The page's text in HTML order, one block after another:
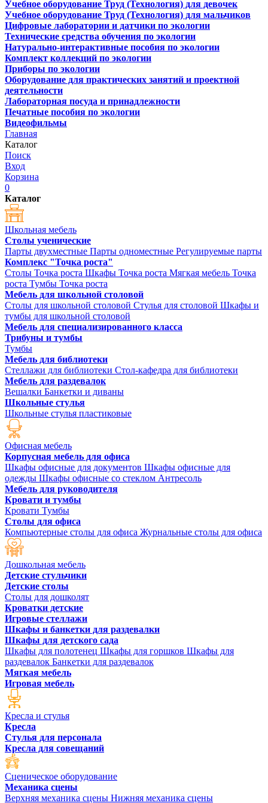
Учебное оборудование Труд (Технология) для девочек
Учебное оборудование Труд (Технология) для мальчиков
Цифровые лаборатории и датчики по экологии
Технические средства обучения по экологии
Натурально-интерактивные пособия по экологии
Комплект коллекций по экологии
Приборы по экологии
Оборудование для практических занятий и проектной
деятельности
Лабораторная посуда и принадлежности
Печатные пособия по экологии
Видеофильмы
Главная
Каталог
Поиск
Вход
Корзина
0
Каталог
Школьная мебель
Столы ученические
Парты двухместные Парты одноместные Регулируемые парты
Комплекс "Точка роста"
Столы Точка роста Шкафы Точка роста Мягкая мебель Точка
роста Тумбы Точка роста
Мебель для школьной столовой
Столы для школьной столовой Стулья для столовой Шкафы и
тумбы для школьной столовой
Мебель для специализированного класса
Трибуны и тумбы
Тумбы
Мебель для библиотеки
Стеллажи для библиотеки Стол-кафедра для библиотеки
Мебель для раздевалок
Вешалки Банкетки и диваны
Школьные стулья
Школьные стулья пластиковые
Офисная мебель
Корпусная мебель для офиса
Шкафы офисные для документов Шкафы офисные для
одежды Шкафы офисные со стеклом Антресоль
Мебель для руководителя
Кровати и тумбы
Кровати Тумбы
Столы для офиса
Компьютерные столы для офиса Журнальные столы для офиса
Дошкольная мебель
Детские стульчики
Детские столы
Столы для дошколят
Кроватки детские
Игровые стеллажи
Шкафы и банкетки для раздевалки
Шкафы для детского сада
Шкафы для полотенец Шкафы для горшков Шкафы для
раздевалок Банкетки для раздевалок
Мягкая мебель
Игровая мебель
Кресла и стулья
Кресла
Стулья для персонала
Кресла для совещаний
Сценическое оборудование
Механика сцены
Верхняя механика сцены Нижняя механика сцены